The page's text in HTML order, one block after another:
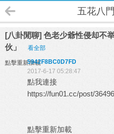
五花八
[八卦閒聊] 色老少爺性侵却不
伙」
看全部
點擊重新加載5942F8BC0D7FD
2017-6-17 05:28:47
點我連接
https://fun01.cc/post/
點擊重新加載